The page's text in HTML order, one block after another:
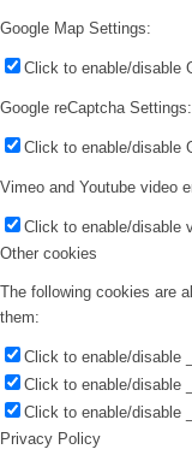
Google Map Settings:
Click to enable/disable
Google reCaptcha Settings:
Click to enable/disable
Vimeo and Youtube video
Click to enable/disable
Other cookies
The following cookies are
them:
Click to enable/disable
Click to enable/disable
Click to enable/disable
Privacy Policy